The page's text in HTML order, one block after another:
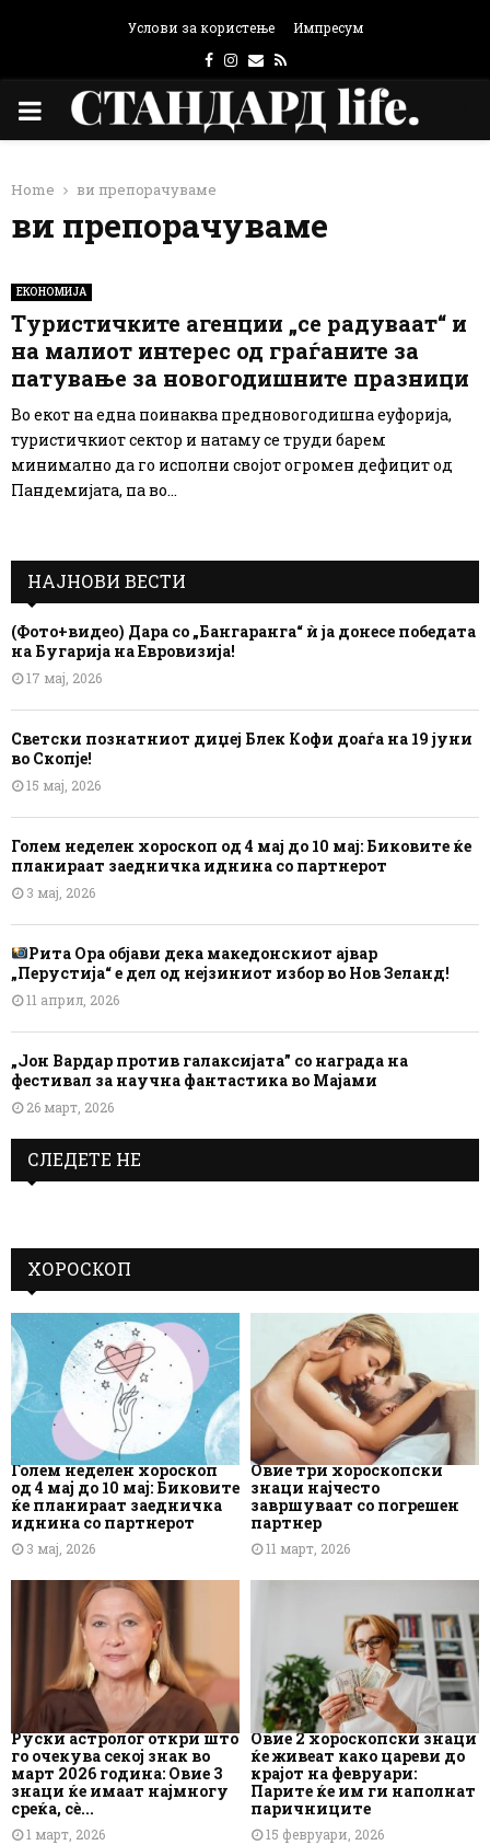
Услови за користење Импресум
Facebook
Instagram
Email
Rss
PRIMARY
Home ви препорачуваме
ви препорачуваме
ЕКОНОМИЈА
Туристичките агенции „се радуваат“ и
на малиот интерес од граѓаните за
патување за новогодишните празници
Во екот на една поинаква предновогодишна еуфорија,
туристичкиот сектор и натаму се труди барем
минимално да го исполни својот огромен дефицит од
Пандемијата, па во...
НАЈНОВИ ВЕСТИ
(Фото+видео) Дара со „Бангаранга“ ѝ ја донесе победата
на Бугарија на Евровизија!
17 мај, 2026
Светски познатниот диџеј Блек Кофи доаѓа на 19 јуни
во Скопје!
15 мај, 2026
Голем неделен хороскоп од 4 мај до 10 мај: Биковите ќе
планираат заедничка иднина со партнерот
3 мај, 2026
Рита Ора објави дека македонскиот ајвар
„Перустија“ е дел од нејзиниот избор во Нов Зеланд!
11 април, 2026
„Јон Вардар против галаксијата” со награда на
фестивал за научна фантастика во Мајами
26 март, 2026
СЛЕДЕТЕ НЕ
ХОРОСКОП
Голем неделен хороскоп
од 4 мај до 10 мај: Биковите
ќе планираат заедничка
иднина со партнерот
3 мај, 2026
Овие три хороскопски
знаци најчесто
завршуваат со погрешен
партнер
11 март, 2026
Руски астролог откри што
го очекува секој знак во
март 2026 година: Овие 3
знаци ќе имаат најмногу
среќа, сè...
1 март, 2026
Овие 2 хороскопски знаци
ќе живеат како цареви до
крајот на февруари:
Парите ќе им ги наполнат
паричниците
15 февруари, 2026